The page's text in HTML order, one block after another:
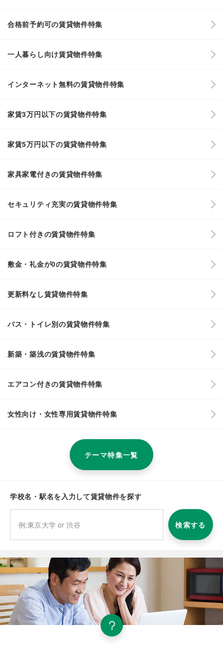
合格前予約可の賃貸物件特集
一人暮らし向け賃貸物件特集
インターネット無料の賃貸物件特集
家賃3万円以下の賃貸物件特集
家賃5万円以下の賃貸物件特集
家具家電付きの賃貸物件特集
セキュリティ充実の賃貸物件特集
ロフト付きの賃貸物件特集
敷金・礼金が0の賃貸物件特集
更新料なし賃貸物件特集
バス・トイレ別の賃貸物件特集
新築・築浅の賃貸物件特集
エアコン付きの賃貸物件特集
女性向け・女性専用賃貸物件特集
テーマ特集一覧
学校名・駅名を入力して賃貸物件を探す
検索する